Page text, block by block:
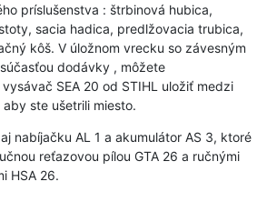
príslušenstva : štrbinová hubica,
sacia hadica, predlžovacia trubica,
kôš. V úložnom vrecku so závesným
dodávky , môžete
SEA 20 od STIHL uložiť medzi
ste ušetrili miesto.
nabíjačku AL 1 a akumulátor AS 3, ktoré
reťazovou pílou GTA 26 a ručnými
HSA 26.